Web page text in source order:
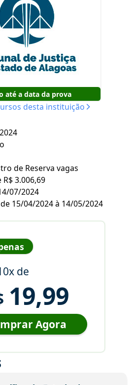
até a data da prova
desta instituição
de Reserva vagas
3.006,69
07/2024
15/04/2024 à 14/05/2024
de
19,99
Agora